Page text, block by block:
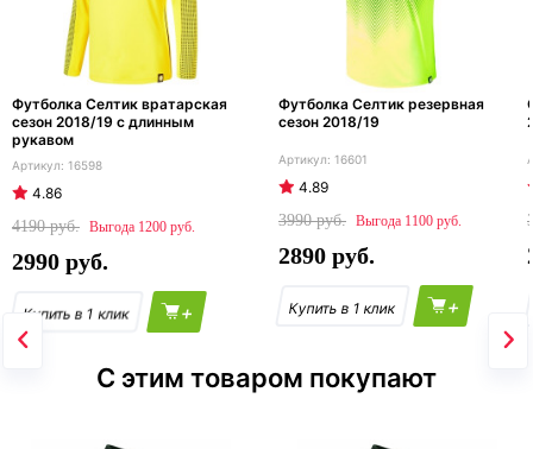
Футболка Селтик вратарская
сезон 2018/19 с длинным
рукавом
16598
4.86
4190
1200
2990
+
Футболка Селтик резервная
сезон 2018/19
16601
4.89
3990
1100
2890
+
С этим товаром покупают